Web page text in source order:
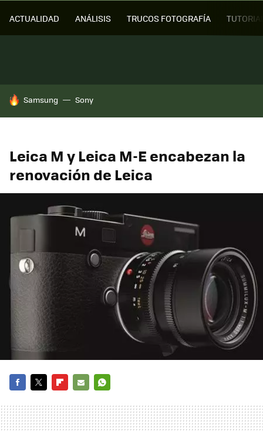
ACTUALIDAD ANÁLISIS TRUCOS FOTOGRAFÍA
HOY SE HABLA DE
Samsung Sony
Leica M y Leica M-E encabezan la
renovación de Leica
MAIL